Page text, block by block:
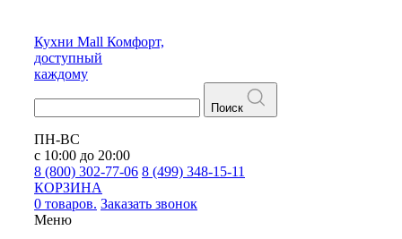
Кухни Mall Комфорт,
доступный
каждому
Поиск
ПН-ВС
с 10:00 до 20:00
8 (800) 302-77-06 8 (499) 348-15-11
КОРЗИНА
0 товаров. Заказать звонок
Меню